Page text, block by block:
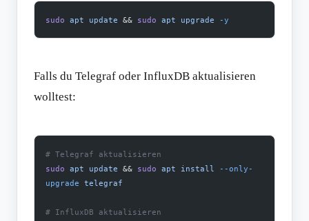
sudo apt update && sudo apt upgrade -y
Falls du Telegraf oder InfluxDB aktualisieren
wolltest:
# Telegraf aktualisieren
sudo apt update && sudo apt install --only-
upgrade telegraf
# InfluxDB aktualisieren